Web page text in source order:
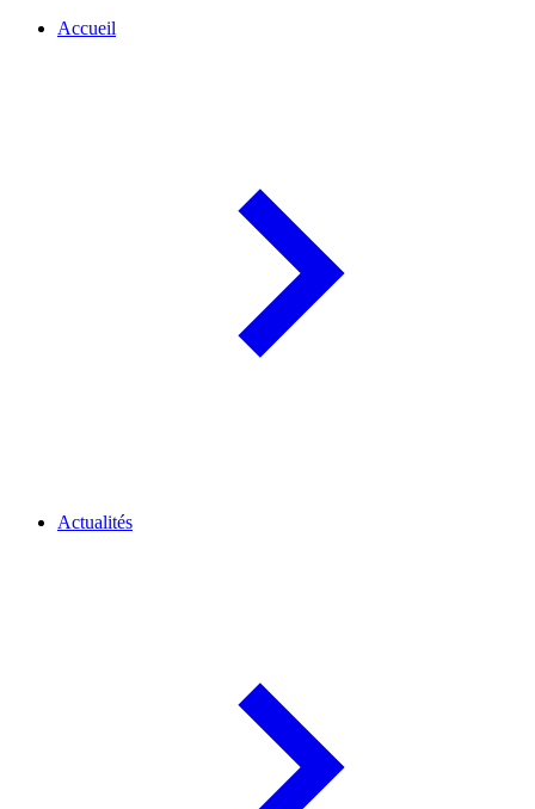
Accueil
Actualités